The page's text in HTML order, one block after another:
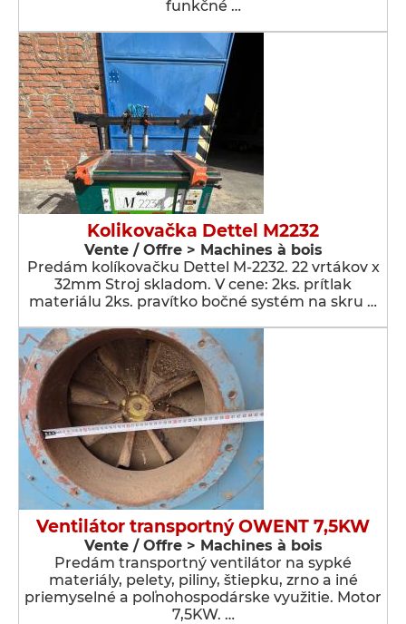
funkčné …
Kolikovačka Dettel M2232
Vente / Offre > Machines à bois
Predám kolíkovačku Dettel M-2232. 22 vrtákov x
32mm Stroj skladom. V cene: 2ks. prítlak
materiálu 2ks. pravítko bočné systém na skru …
Ventilátor transportný OWENT 7,5KW
Vente / Offre > Machines à bois
Predám transportný ventilátor na sypké
materiály, pelety, piliny, štiepku, zrno a iné
priemyselné a poľnohospodárske využitie. Motor
7,5KW. …